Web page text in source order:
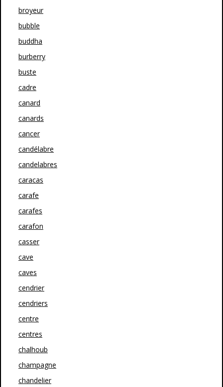
broyeur
bubble
buddha
burberry
buste
cadre
canard
canards
cancer
candélabre
candelabres
caracas
carafe
carafes
carafon
casser
cave
caves
cendrier
cendriers
centre
centres
chalhoub
champagne
chandelier